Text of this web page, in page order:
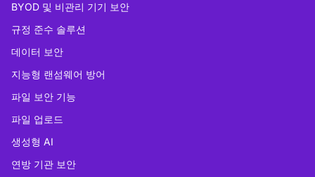
BYOD 및 비관리 기기 보안
규정 준수 솔루션
데이터 보안
지능형 랜섬웨어 방어
파일 보안 기능
파일 업로드
생성형 AI
연방 기관 보안